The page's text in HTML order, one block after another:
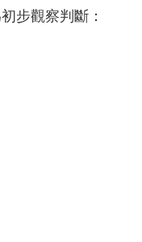
步觀察判斷：